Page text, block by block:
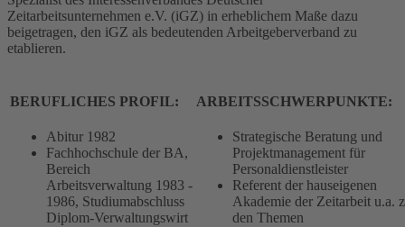
Zeitarbeitsunternehmen e.V. (iGZ) in erheblichem Maße dazu
beigetragen, den iGZ als bedeutenden Arbeitgeberverband zu
etablieren.
BERUFLICHES PROFIL:
Abitur 1982
Fachhochschule der BA,
Bereich
Arbeitsverwaltung 1983 -
1986, Studiumabschluss
Diplom-Verwaltungswirt
ARBEITSSCHWERPUNKTE:
Strategische Beratung und
Projektmanagement für
Personaldienstleister
Referent der hauseigenen
Akademie der Zeitarbeit u.a.
den Themen